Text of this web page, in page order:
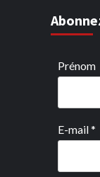
Prénom
E-mail*